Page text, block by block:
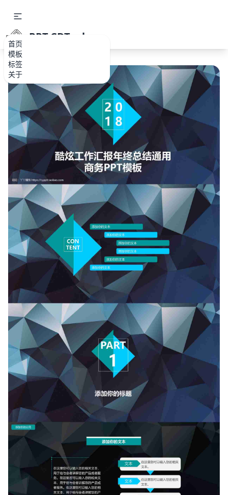
首页
模板
标签
关于
PPT.CDTools
如果关注公众号就更好了
确认下载 取消